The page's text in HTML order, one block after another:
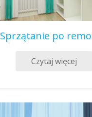
Sprzątanie po
Czytaj więcej